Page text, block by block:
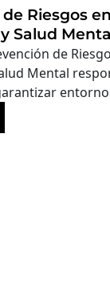
Riesgos
Salud
de
Mental